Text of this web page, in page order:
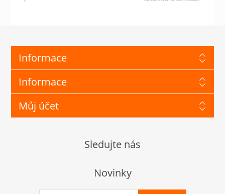
Informace
Informace
Můj účet
Sledujte nás
Novinky